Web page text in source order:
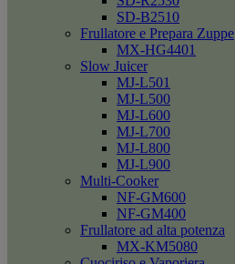
SD-B2510
Frullatore e Prepara Zuppe
MX-HG4401
Slow Juicer
MJ-L501
MJ-L500
MJ-L600
MJ-L700
MJ-L800
MJ-L900
Multi-Cooker
NF-GM600
NF-GM400
Frullatore ad alta potenza
MX-KM5080